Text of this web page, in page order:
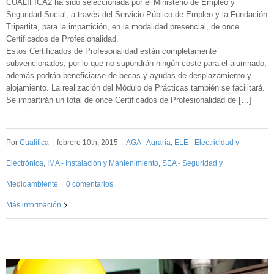
CUALIFICA2 ha sido seleccionada por el Ministerio de Empleo y
Seguridad Social, a través del Servicio Público de Empleo y la Fundación
Tripartita, para la impartición, en la modalidad presencial, de once
Certificados de Profesionalidad.
Estos Certificados de Profesonalidad están completamente
subvencionados, por lo que no supondrán ningún coste para el alumnado,
además podrán beneficiarse de becas y ayudas de desplazamiento y
alojamiento. La realización del Módulo de Prácticas también se facilitará.
Se impartirán un total de once Certificados de Profesionalidad de […]
Por Cualifica febrero 10th, 2015 AGA - Agraria, ELE - Electricidad y
Electrónica, IMA - Instalación y Mantenimiento, SEA - Seguridad y
Medioambiente 0 comentarios
Más información